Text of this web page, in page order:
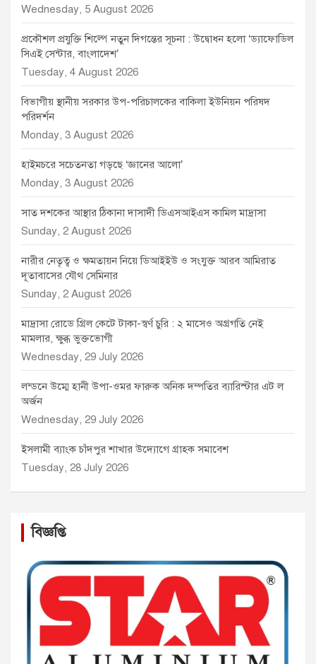
Wednesday, 5 August 2026
প্রকৌশল প্রযুক্তি শিল্পে নতুন দিগন্তের সূচনা : উদ্বোধন হলো ‘ড্যাফোডিল
সিএই সেন্টার, বাংলাদেশ’
Tuesday, 4 August 2026
বিভাগীয় স্থানীয় সরকার উপ-পরিচালকের বাকিলা ইউনিয়ন পরিষদ
পরিদর্শন
Monday, 3 August 2026
হাইমচরে সচেতনতা গড়ছে ‘জ্ঞানের আলো’
Monday, 3 August 2026
সাত দশকের আস্থার ঠিকানা দাসাদী ডিএসআইএস কামিল মাদ্রাসা
Sunday, 2 August 2026
নারীর নেতৃত্ব ও ক্ষমতায়ন নিয়ে ডিআইইউ ও সংযুক্ত আরব আমিরাত
দূতাবাসের যৌথ সেমিনার
Sunday, 2 August 2026
মাদ্রাসা রোডে গ্রিল কেটে টাকা-স্বর্ণ চুরি : ২ মাসেও অগ্রগতি নেই
মামলার, ক্ষুব্ধ ভুক্তভোগী
Wednesday, 29 July 2026
লন্ডনে উম্মে হানী উপা-ওমর ফারুক অনিক দম্পতির ব্যারিস্টার এট ল
অর্জন
Wednesday, 29 July 2026
ইসলামী ব্যাংক চাঁদপুর শাখার উদ্যোগে গ্রাহক সমাবেশ
Tuesday, 28 July 2026
বিজ্ঞপ্তি